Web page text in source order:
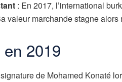
: En 2017, l’international
valeur marchande stagne
2019
de Mohamed Konaté